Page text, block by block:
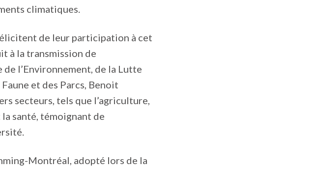
climatiques.
de leur participation à cet
à la transmission de
l’Environnement, de la Lutte
et des Parcs, Benoit
secteurs, tels que l’agriculture,
santé, témoignant de
Montréal, adopté lors de la